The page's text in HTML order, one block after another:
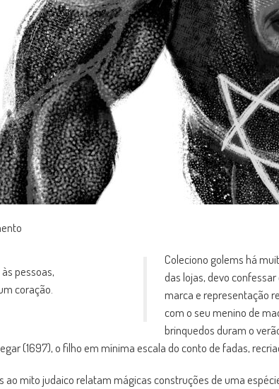
pessoas,
coração.
Coleciono golems há
das lojas, devo
marca e representação
com o seu menino de
brinquedos duram o
(1697), o filho em mínima escala do conto de fadas,
ao mito judaico relatam mágicas construções de uma